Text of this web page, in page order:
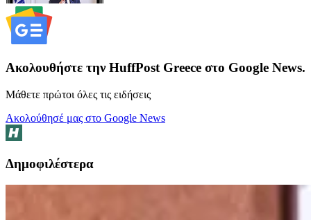
Ακολουθήστε την HuffPost Greece στο Google News.
Μάθετε πρώτοι όλες τις ειδήσεις
Ακολούθησέ μας στο Google News
Δημοφιλέστερα